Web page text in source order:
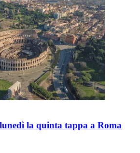
la quinta tappa a Roma